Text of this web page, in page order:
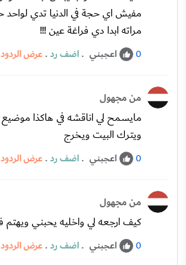
مفيش اي حجة في الدنيا تدي لواحد
مراته ابدا دي فراغة عين !!!
0 اعجبني .اضف رد.عرض الردود
من مجهول
مايسمح لي اناقشه في هاكذا
ويترك البيت ويخرج
0 اعجبني .اضف رد.عرض الردود
من مجهول
كيف ارجعه لي واخليه يحبني ويهتم
0 اعجبني .اضف رد.عرض الردود